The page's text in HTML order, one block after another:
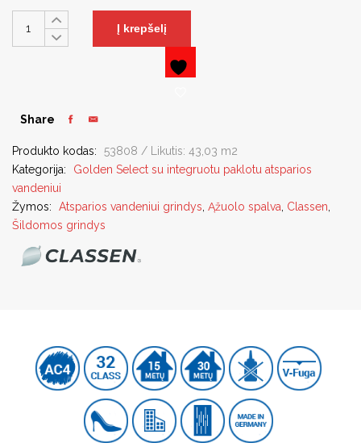
Į krepšelį
Share
Produkto kodas:
53808 / Likutis: 43,03 m2
Kategorija:
Golden Select su integruotu paklotu atsparios
vandeniui
Žymos:
Atsparios vandeniui grindys Ąžuolo spalva Classen
Šildomos grindys